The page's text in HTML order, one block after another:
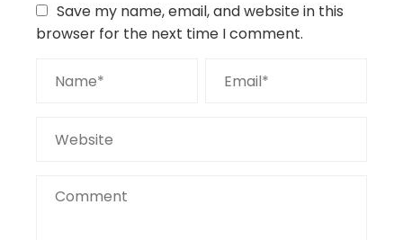
Save my name, email, and website in this
browser for the next time I comment.